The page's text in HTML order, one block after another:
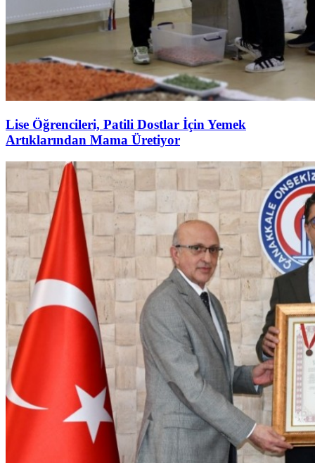
Lise Öğrencileri, Patili Dostlar İçin Yemek
Artıklarından Mama Üretiyor